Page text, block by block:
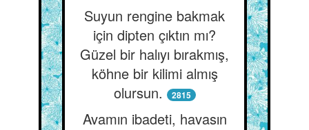
Suyun rengine bakmak
için dipten çıktın mı?
Güzel bir halıyı bırakmış,
köhne bir kilimi almış
olursun.
2815
Avamın ibadeti, havasın